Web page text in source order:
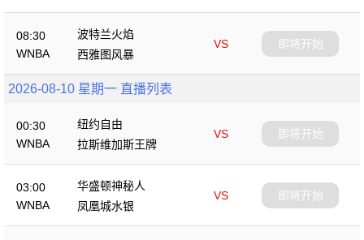
08:30
WNBA
波特兰火焰
VS
西雅图风暴
即将开始
2026-08-10 星期一 直播列表
00:30
WNBA
纽约自由
VS
拉斯维加斯王牌
即将开始
03:00
WNBA
华盛顿神秘人
VS
凤凰城水银
即将开始